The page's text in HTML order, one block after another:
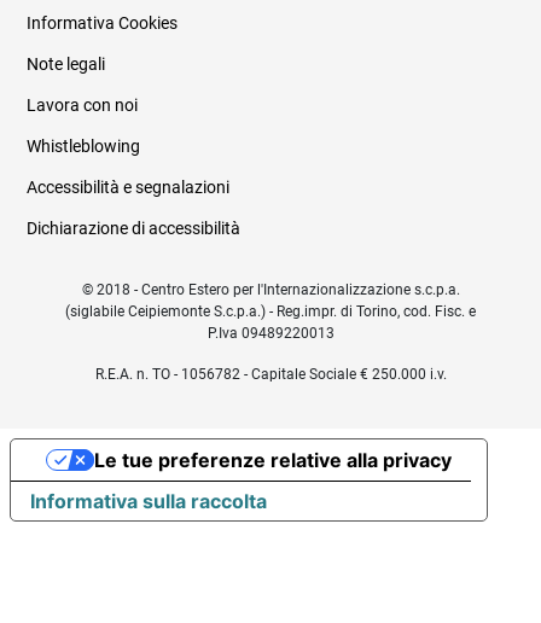
Informativa Cookies
Note legali
Lavora con noi
Whistleblowing
Accessibilità e segnalazioni
Dichiarazione di accessibilità
© 2018 - Centro Estero per l'Internazionalizzazione s.c.p.a.
(siglabile Ceipiemonte S.c.p.a.) - Reg.impr. di Torino, cod. Fisc. e
P.Iva 09489220013
R.E.A. n. TO - 1056782 - Capitale Sociale € 250.000 i.v.
Informativa sulla raccolta
Le tue preferenze relative alla privacy